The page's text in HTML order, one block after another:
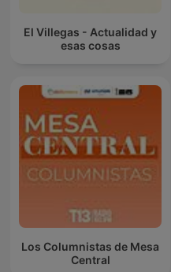
El Villegas - Actualidad y
esas cosas
Los Columnistas de Mesa
Central